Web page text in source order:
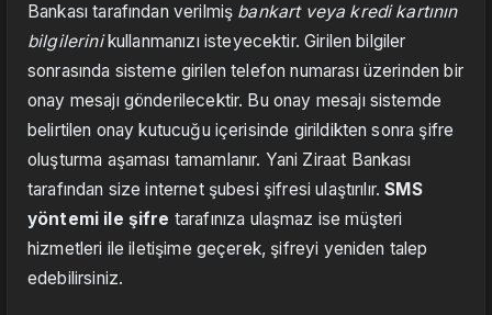
Bankası tarafından verilmiş bankart veya kredi kartının
bilgilerinikullanmanızı isteyecektir. Girilen bilgiler
sonrasında sisteme girilen telefon numarası üzerinden bir
onay mesajı gönderilecektir. Bu onay mesajı sistemde
belirtilen onay kutucuğu içerisinde girildikten sonra şifre
oluşturma aşaması tamamlanır. Yani Ziraat Bankası
tarafından size internet şubesi şifresi ulaştırılır.SMS
yöntemi ile şifre tarafınıza ulaşmaz ise müşteri
hizmetleri ile iletişime geçerek, şifreyi yeniden talep
edebilirsiniz.